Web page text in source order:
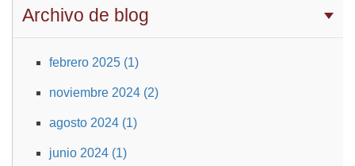
Archivo de blog
febrero 2025 (1)
noviembre 2024 (2)
agosto 2024 (1)
junio 2024 (1)